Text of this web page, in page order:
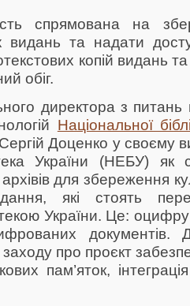
спрямована на
видань та надати
копій видань
обіг.
директора з
Національної
Сергій Доценко у своєму
України (НЕБУ) як
архівів для збереження
які стоять
України. Це:
документів.
про проєкт
пам’яток,